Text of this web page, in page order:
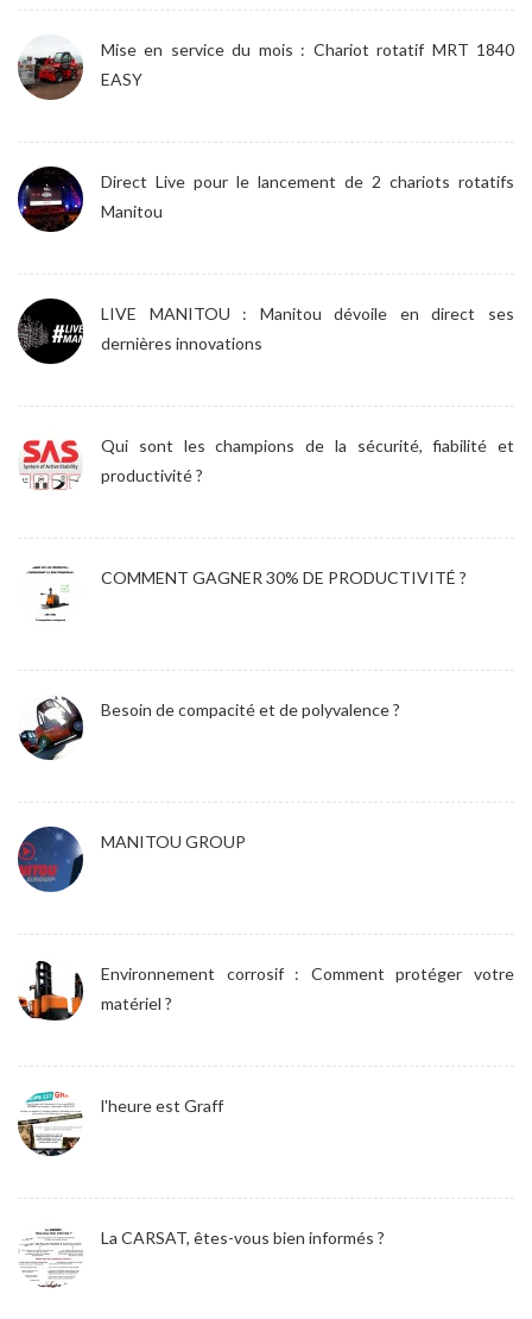
Mise en service du mois : Chariot rotatif MRT 1840
EASY
Direct Live pour le lancement de 2 chariots rotatifs
Manitou
LIVE MANITOU : Manitou dévoile en direct ses
dernières innovations
Qui sont les champions de la sécurité, fiabilité et
productivité ?
COMMENT GAGNER 30% DE PRODUCTIVITÉ ?
Besoin de compacité et de polyvalence ?
MANITOU GROUP
Environnement corrosif : Comment protéger votre
matériel ?
l'heure est Graff
La CARSAT, êtes-vous bien informés ?